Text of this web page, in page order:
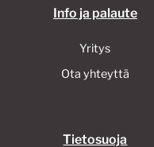
Info ja palaute
Yritys
Ota yhteyttä
Tietosuoja